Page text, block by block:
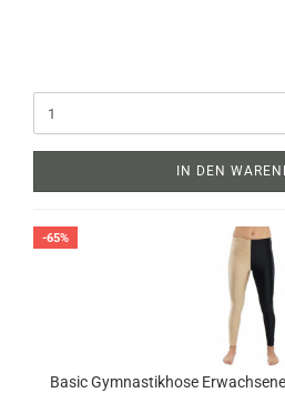
IN DEN
-65%
Basic Gymnastikhose